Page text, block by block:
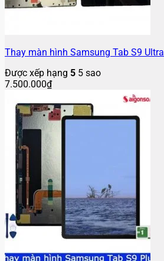
Thay màn hình Samsung Tab S9 Ultra
Được xếp hạng 5 5 sao
7.500.000₫